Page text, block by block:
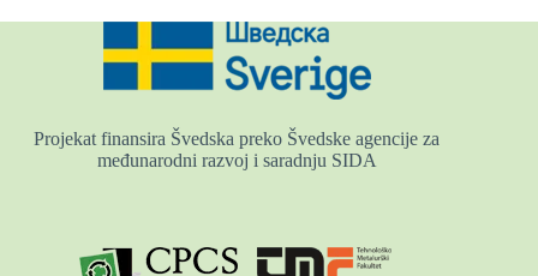
Projekat finansira Švedska preko Švedske agencije za
međunarodni razvoj i saradnju SIDA